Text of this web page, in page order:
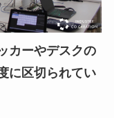
カーやデスクの
に区切られてい